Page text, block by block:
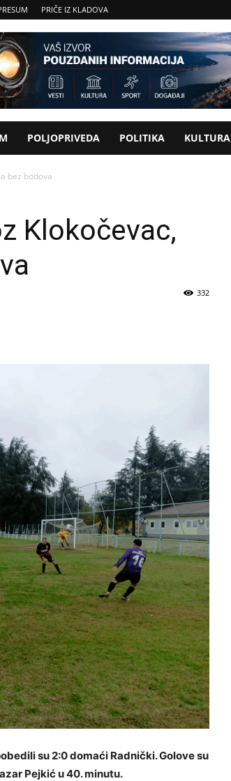
PRIČE IZ KLADOVA
POLJOPRIVEDA POLITIKA KULTURA
bez bodova
Klokočevac,
332
su 2:0 domaći Radnički. Golove su
Pejkić u 40. minutu.